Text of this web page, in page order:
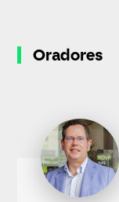
Oradores